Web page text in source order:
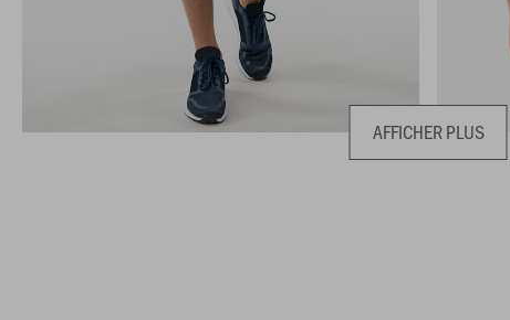
AFFICHER PLUS